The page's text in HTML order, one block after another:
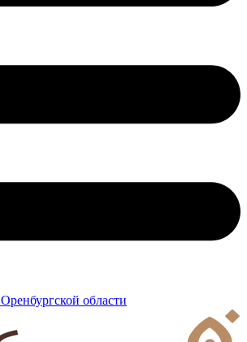
Оренбургской области